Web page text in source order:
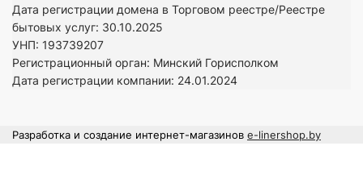
Дата регистрации домена в Торговом реестре/Реестре
бытовых услуг: 30.10.2025
УНП: 193739207
Регистрационный орган: Минский Горисполком
Дата регистрации компании: 24.01.2024
Разработка и создание интернет-магазинов e-linershop.by